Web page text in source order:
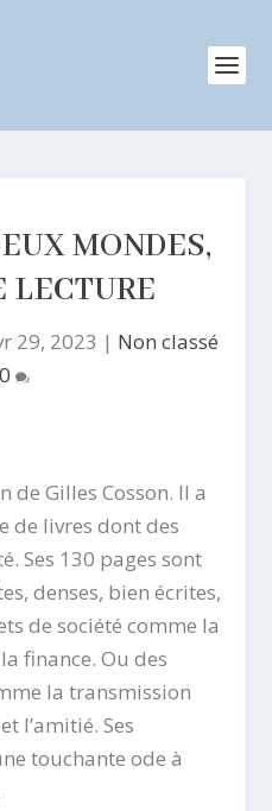
MONDES,
LECTURE
29, 2023 | Non classé
0
de Gilles Cosson. Il a
de livres dont des
Ses 130 pages sont
denses, bien écrites,
de société comme la
finance. Ou des
la transmission
l’amitié. Ses
touchante ode à